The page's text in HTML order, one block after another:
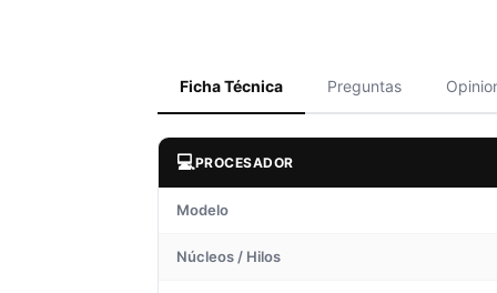
Ficha Técnica Preguntas
💻PROCESADOR
Modelo
Núcleos / Hilos